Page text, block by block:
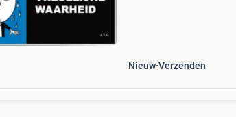
Nieuw Verzenden